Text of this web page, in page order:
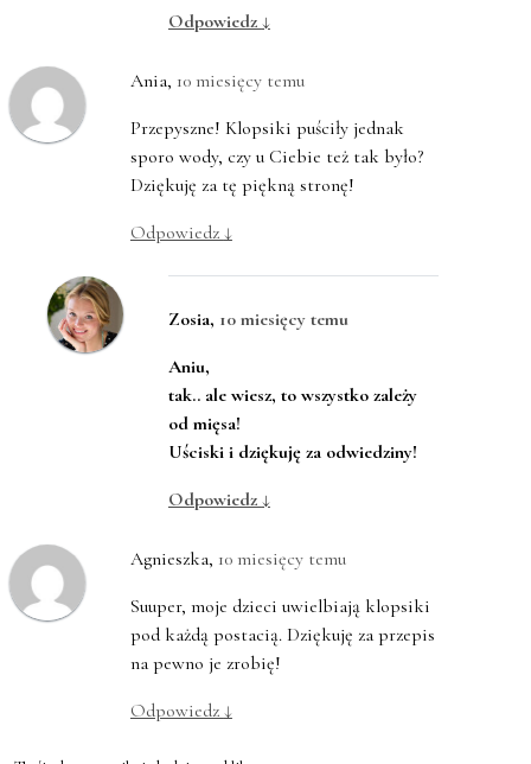
Odpowiedz ↓
Ania, 10 miesięcy temu
Przepyszne! Klopsiki puściły jednak
sporo wody, czy u Ciebie też tak było?
Dziękuję za tę piękną stronę!
Odpowiedz ↓
Zosia, 10 miesięcy temu
Aniu,
tak.. ale wiesz, to wszystko zależy
od mięsa!
Uściski i dziękuję za odwiedziny!
Odpowiedz ↓
Agnieszka, 10 miesięcy temu
Suuper, moje dzieci uwielbiają klopsiki
pod każdą postacią. Dziękuję za przepis
na pewno je zrobię!
Odpowiedz ↓